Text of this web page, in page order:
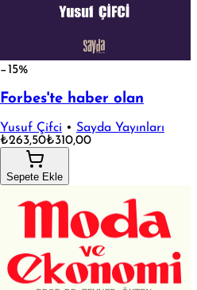
−15%
Forbes'te haber olan
Yusuf Çifci • Sayda Yayınları
₺263,50₺310,00
Sepete Ekle